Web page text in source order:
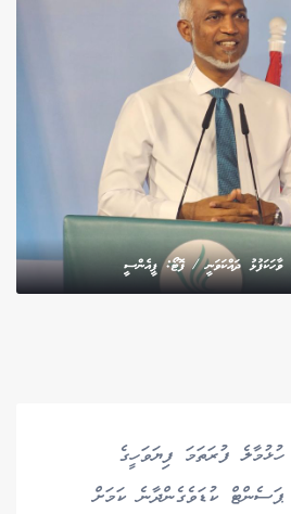
ދައްކަވަނީ / ފޮޓޯ: ޕީއެންސީ
ފުރަތަމަ ފިޔަވަހީގެ
ފްލެޓްތަކުގެ ކުލިން 20 ޕަސެންޓް ކުޑަވެގެންދާނެ ކަމަށް